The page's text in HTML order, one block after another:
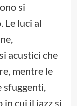
si
Le luci al
acustici che
mentre le
in cui il jazz si